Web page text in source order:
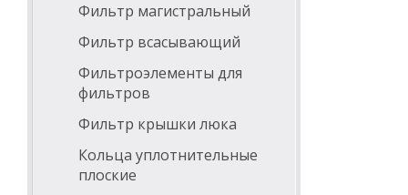
Фильтр магистральный
Фильтр всасывающий
Фильтроэлементы для
фильтров
Фильтр крышки люка
Кольца уплотнительные
плоские